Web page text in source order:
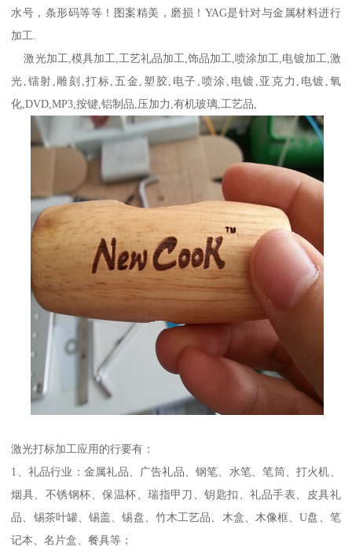
水号，条形码等等！图案精美，磨损！YAG是针对与金属材料进行
加工.
激光加工,模具加工,工艺礼品加工,饰品加工,喷涂加工,电镀加工,激
光,镭射,雕刻,打标,五金,塑胶,电子,喷涂,电镀,亚克力,电镀,氧
化,DVD,MP3,按键,铝制品,压加力,有机玻璃,工艺品,
激光打标加工应用的行要有：
1、礼品行业：金属礼品、广告礼品、钢笔、水笔、笔筒、打火机、
烟具、不锈钢杯、保温杯、瑞指甲刀、钥匙扣、礼品手表、皮具礼
品、锡茶叶罐、锡盖、锡盘、竹木工艺品、木盒、木像框、U盘、笔
记本、名片盒、餐具等；